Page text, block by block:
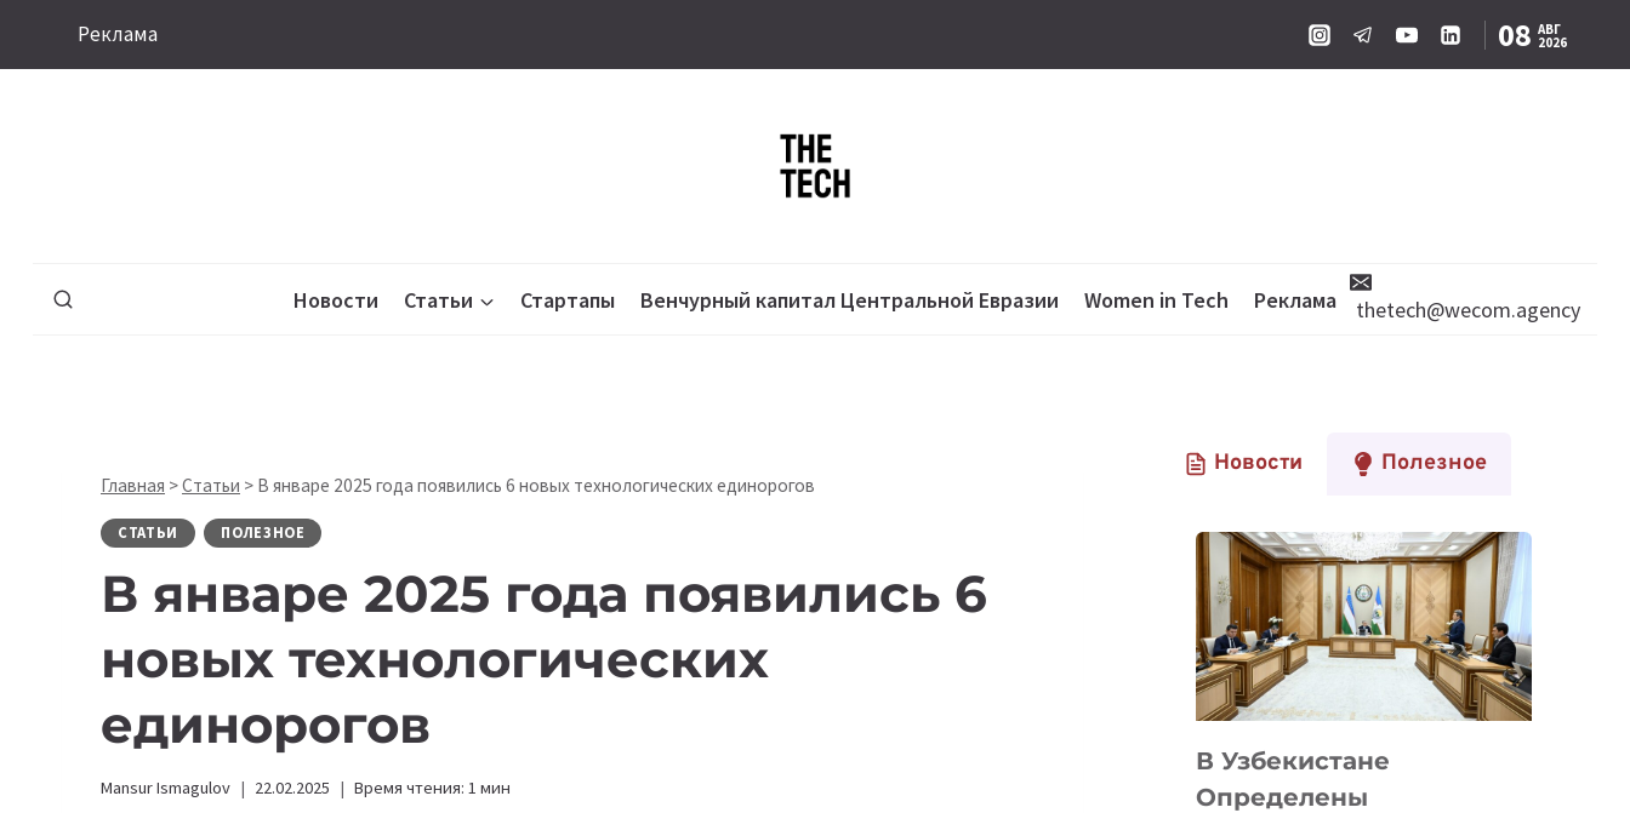
Реклама 08 АВГ
2026
Новости Статьи Стартапы Венчурный капитал Центральной Евразии Women in Tech Реклама thetech@wecom.agency
Главная >Статьи > В январе 2025 года появились 6 новых технологических единорогов
СТАТЬИ ПОЛЕЗНОЕ
В январе 2025 года появились 6
новых технологических
единорогов
Mansur Ismagulov 22.02.2025 Время чтения: 1 мин
Новости Полезное
В Узбекистане
Определены